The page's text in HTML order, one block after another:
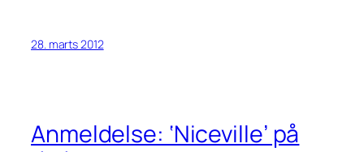
28. marts 2012
Anmeldelse: ‘Niceville’ på